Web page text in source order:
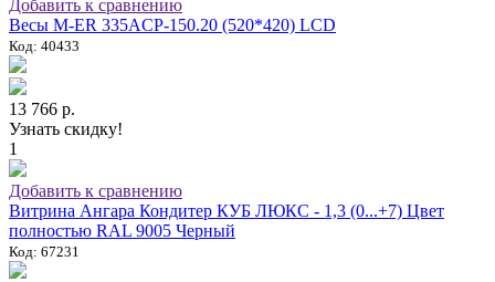
Добавить к сравнению
Весы M-ER 335ACP-150.20 (520*420) LCD
Код: 40433
13 766 р.
Узнать скидку!
1
Добавить к сравнению
Витрина Ангара Кондитер КУБ ЛЮКС - 1,3 (0...+7) Цвет
полностью RAL 9005 Черный
Код: 67231